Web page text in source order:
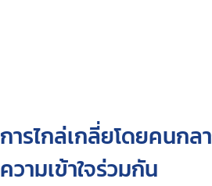
การไกล่เกลี่ยโดยคนก
ความเข้าใจร่วมกัน